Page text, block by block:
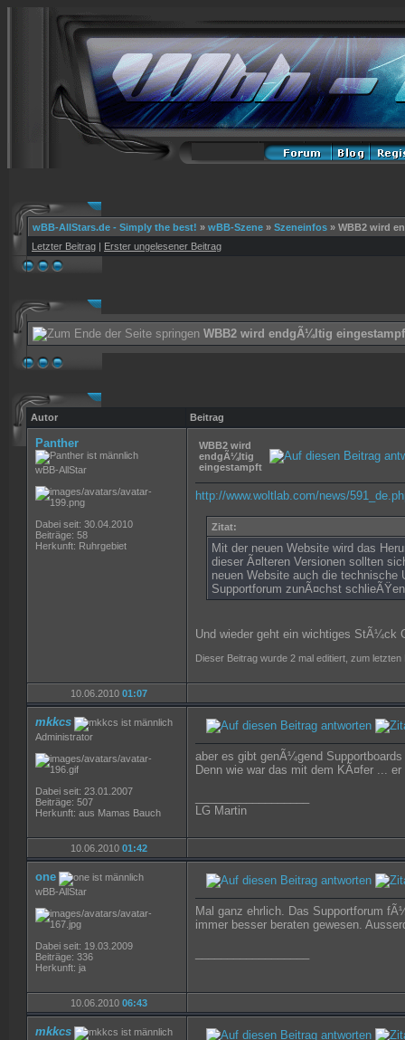
wBB-AllStars.de - Simply the best! » wBB-Szene » Szeneinfos » WBB2 wird
Letzter Beitrag | Erster ungelesener Beitrag
WBB2 wird endgÃ¼ltig
Autor Beitrag
Panther
wBB-AllStar
Dabei seit: 30.04.2010
Beiträge: 58
Herkunft: Ruhrgebiet
WBB2 wird
endgÃ¼ltig
eingestampft
http://www.woltlab.com/news/
Zitat:
Mit der neuen Website wird das
dieser Ã¤lteren Versionen sollten
neuen Website auch die technische
Supportforum zunÃ¤chst
Und wieder geht ein wichtiges StÃ¼ck
Dieser Beitrag wurde 2 mal editiert, zum
10.06.2010 01:07
mkkcs
Administrator
Dabei seit: 23.01.2007
Beiträge: 507
Herkunft: aus Mamas Bauch
aber es gibt genÃ¼gend
Denn wie war das mit dem KÃ¤fer ...
LG Martin
10.06.2010 01:42
one
wBB-AllStar
Dabei seit: 19.03.2009
Beiträge: 336
Herkunft: ja
Mal ganz ehrlich. Das Supportforum
immer besser beraten gewesen.
10.06.2010 06:43
mkkcs